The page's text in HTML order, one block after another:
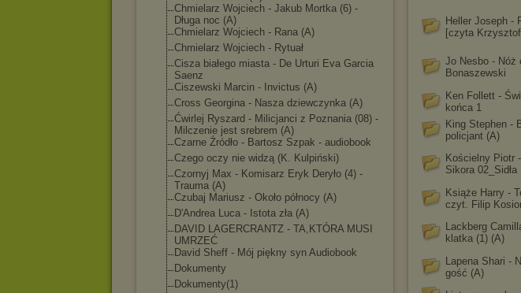
Chmielarz Wojciech - Jakub Mortka (6) -
Długa noc (A)
Chmielarz Wojciech - Rana (A)
Chmielarz Wojciech - Rytuał
Cisza białego miasta - De Urturi Eva Garcia
Saenz
Ciszewski Marcin - Invictus (A)
Cross Georgina - Nasza dziewczynka (A)
Ćwirlej Ryszard - Milicjanci z Poznania (08) -
Milczenie jest srebrem (A)
Czarne Źródło - Bartosz Szpak - audiobook
Czego oczy nie widzą (K. Kulpiński)
Czornyj Max - Komisarz Eryk Deryło (4) -
Trauma (A)
Czubaj Mariusz - Około północy (A)
D'Andrea Luca - Istota zła (A)
DAVID LAGERCRANTZ - TA,KTÓRA MUSI
UMRZEĆ
David Sheff - Mój piękny syn Audiobook
Dokumenty
Dokumenty(1)
Heller Joseph -
[czyta
Jo Nesbo - Nóż
Bonaszewski
Ken Follett -
końca 1
King Stephen -
policjant (A)
Kościelny Piotr
Sikora 02_Sidła
Książe Harry -
czyt. Filip
Lackberg
klatka (1) (A)
Lapena Shari -
gość (A)